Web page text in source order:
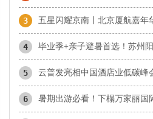
3
4
5 云普发亮相中国酒店业低碳峰
6